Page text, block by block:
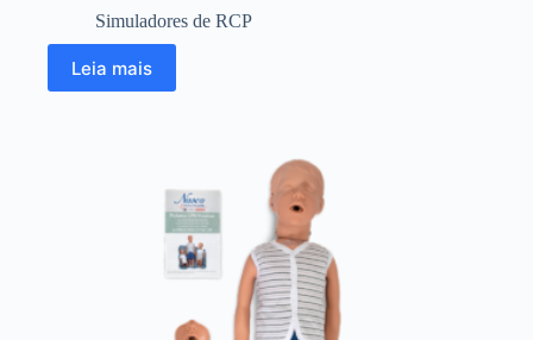
Simuladores de RCP
Leia mais